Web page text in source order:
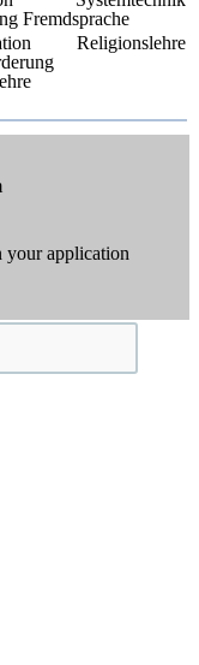
Fremdsprache
Religionslehre
your application